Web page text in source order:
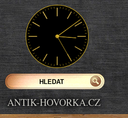
ANTIK-HOVORKA.CZ